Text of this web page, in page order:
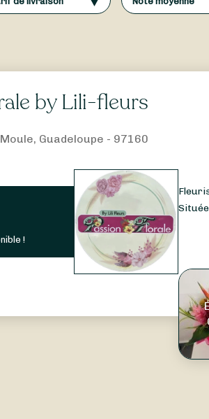
by Lili-fleurs
Guadeloupe - 97160
!